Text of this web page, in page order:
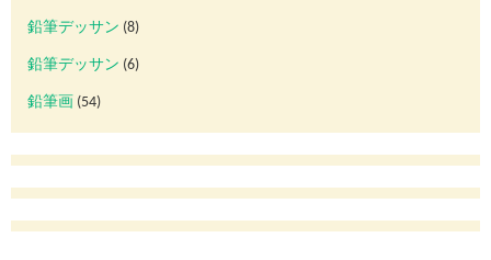
鉛筆デッサン (8)
鉛筆デッサン (6)
鉛筆画 (54)